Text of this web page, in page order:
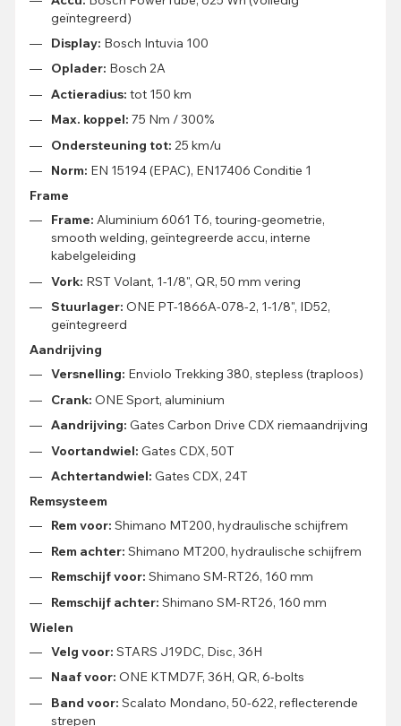
geïntegreerd)
Display: Bosch Intuvia 100
Oplader: Bosch 2A
Actieradius: tot 150 km
Max. koppel: 75 Nm / 300%
Ondersteuning tot: 25 km/u
Norm: EN 15194 (EPAC), EN17406 Conditie 1
Frame
Frame: Aluminium 6061 T6, touring-geometrie,
smooth welding, geïntegreerde accu, interne
kabelgeleiding
Vork: RST Volant, 1-1/8", QR, 50 mm vering
Stuurlager: ONE PT-1866A-078-2, 1-1/8", ID52,
geïntegreerd
Aandrijving
Versnelling: Enviolo Trekking 380, stepless (traploos)
Crank: ONE Sport, aluminium
Aandrijving: Gates Carbon Drive CDX riemaandrijving
Voortandwiel: Gates CDX, 50T
Achtertandwiel: Gates CDX, 24T
Remsysteem
Rem voor: Shimano MT200, hydraulische schijfrem
Rem achter: Shimano MT200, hydraulische schijfrem
Remschijf voor: Shimano SM-RT26, 160 mm
Remschijf achter: Shimano SM-RT26, 160 mm
Wielen
Velg voor: STARS J19DC, Disc, 36H
Naaf voor: ONE KTMD7F, 36H, QR, 6-bolts
Band voor: Scalato Mondano, 50-622, reflecterende
strepen